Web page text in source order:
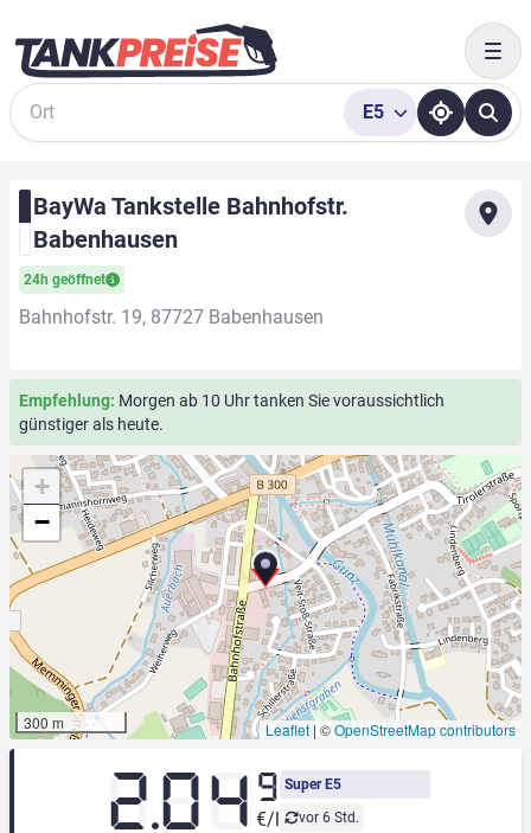
Suche
E5
BayWa Tankstelle Bahnhofstr.
Babenhausen
24h geöffnet
Bahnhofstr. 19, 87727 Babenhausen
Empfehlung: Morgen ab 10 Uhr tanken Sie voraussichtlich
günstiger als heute.
+
−
300 m Leaflet | ©OpenStreetMap contributors
Super E5
vor 6 Std.
2.04 9
€/l